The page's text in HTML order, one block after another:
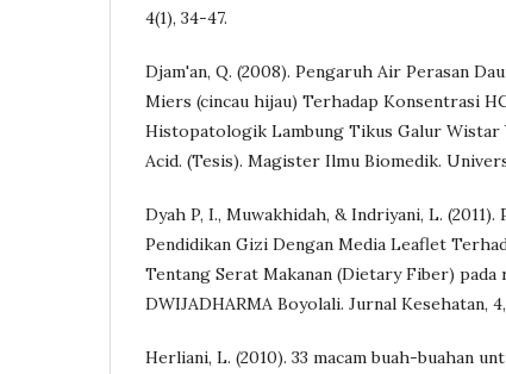
4(1), 34-47.
Djam'an, Q. (2008). Pengaruh Air Perasan
Miers (cincau hijau) Terhadap Konsentrasi
Histopatologik Lambung Tikus Galur Wistar
Acid. (Tesis). Magister Ilmu Biomedik.
Dyah P, I., Muwakhidah, & Indriyani, L. (2011).
Pendidikan Gizi Dengan Media Leaflet
Tentang Serat Makanan (Dietary Fiber) pada
DWIJADHARMA Boyolali. Jurnal Kesehatan, 4,
Herliani, L. (2010). 33 macam buah-buahan